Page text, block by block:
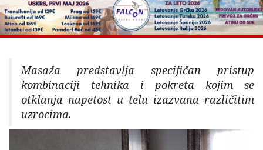
Masaža predstavlja specifičan pristup
kombinaciji tehnika i pokreta kojim se
otklanja napetost u telu izazvana različitim
uzrocima.